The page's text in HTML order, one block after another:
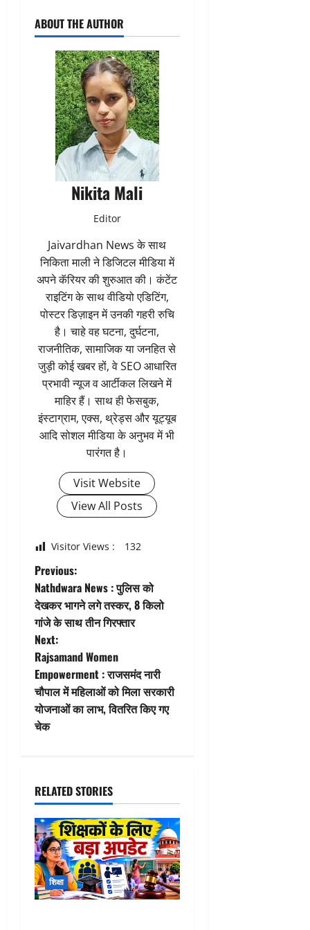
ABOUT THE AUTHOR
Nikita Mali
Editor
Jaivardhan News के साथ
निकिता माली ने डिजिटल मीडिया में
अपने कॅरियर की शुरुआत की। कंटेंट
राइटिंग के साथ वीडियो एडिटिंग,
पोस्टर डिज़ाइन में उनकी गहरी रुचि
है। चाहे वह घटना, दुर्घटना,
राजनीतिक, सामाजिक या जनहित से
जुड़ी कोई खबर हों, वे SEO आधारित
प्रभावी न्यूज व आर्टीकल लिखने में
माहिर हैं। साथ ही फेसबुक,
इंस्टाग्राम, एक्स, थ्रेड्स और यूट्यूब
आदि सोशल मीडिया के अनुभव में भी
पारंगत है।
Visit Website
View All Posts
Visitor Views : 132
P
o
s
t
n
a
i
g
a
t
i
Previous:
Nathdwara News : पुलिस को
देखकर भागने लगे तस्कर, 8 किलो
गांजे के साथ तीन गिरफ्तार
Next:
Rajsamand Women
Empowerment : राजसमंद नारी
चौपाल में महिलाओं को मिला सरकारी
योजनाओं का लाभ, वितरित किए गए
चेक
RELATED STORIES
शिक्षा